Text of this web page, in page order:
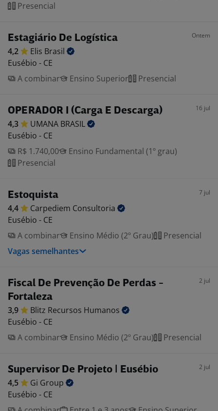
Presencial
Estagiário De Logística Ontem
4,2 Elis Brasil
Eusébio - CE
A combinar
Ensino Superior Presencial
OPERADOR I (Carga E Descarga) 16 jul
4,3 UMANA BRASIL
Eusébio - CE
R$ 1.740,00
Ensino Fundamental (1º grau)
Presencial
Estoquista 7 jul
4,4 Carpediem Consultoria
Eusébio - CE
A combinar
Ensino Médio (2º Grau)
Presencial
Vagas semelhantes
Fiscal De Prevenção De Perdas -
Fortaleza
2 jul
3,9 Blitz Recursos Humanos
Eusébio - CE
A combinar
Ensino Médio (2º Grau) Presencial
Supervisor De Projeto | Eusébio 2 jul
4,5 Gi Group
Eusébio - CE